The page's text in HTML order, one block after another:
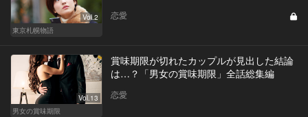
Vol.2
東京札幌物語
恋愛
Vol.13
男女の賞味期限
賞味期限が切れたカップルが見出した結論
は…？「男女の賞味期限」全話総集編
恋愛